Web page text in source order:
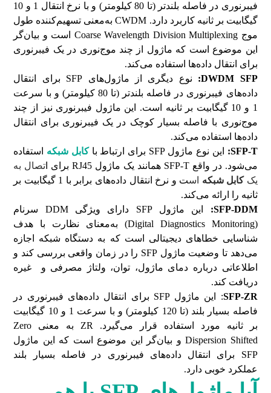
فیبرنوری در فاصله بلندتر (تا 80 کیلومتر) و با نرخ انتقال 1 و 10
گیگابیت بر ثانیه کاربرد دارد. CWDM به‌معنی تسهیم‌کننده طول
موج Coarse Wavelength Division Multiplexing است و بیان‌گر
این موضوع است که ماژول از چند موج‌نوری در یک فیبرنوری
برای انتقال داده‌ها استفاده می‌کند.
DWDM SFP
:
نوع دیگری از ماژول‌های SFP برای انتقال
داده‌های فیبرنوری در فاصله بلندتر (تا 80 کیلومتر) و با سرعت
1 و 10 گیگابیت بر ثانیه است. این ماژول فیبرنوری نیز از چند
موج‌نوری با فاصله بسیار کوچک در یک فیبرنوری برای انتقال
داده‌ها استفاده می‌کند.
SFP-T
: این نوع ماژول SFP برای ارتباط با کابل شبکه
استفاده
می‌شود. در واقع SFP-T همانند یک ماژول RJ45 برای ا
تصال به
یک کابل شبکه اس
ت و نرخ انتقال داده‌های برابر با 1 گیگابیت بر
ثانیه را ارائه می‌کند.
SFP-DDM
:
این ماژول SFP دارای ویژگی DDM سرنام
(Digital Diagnostics Monitoring) به‌معنای نظارت با هدف
شناسایی خطاهای دیجیتالی است که به دستگاه شبکه اجازه
می‌دهد تا وضعیت ماژول SFP را در زمان واقعی بررسی کند و
اطلاعاتی درباره دمای ماژول، توان، ولتاژ مصرفی و غیره
دریافت کند.
SFP-ZR
: این ماژول SFP برای انتقال داده‌های فیبرنوری در
فاصله بسیار بلند (تا 120 کیلومتر) و با سرعت 1 و 10 گیگابیت
بر ثانیه مورد استفاده قرار می‌گیرد. ZR به معنی Zero
Dispersion Shifted و بیان‌گر این موضوع است که این ماژول
SFP برای انتقال داده‌های فیبرنوری در فاصله بسیار بلند
عملکرد خوبی دارد.